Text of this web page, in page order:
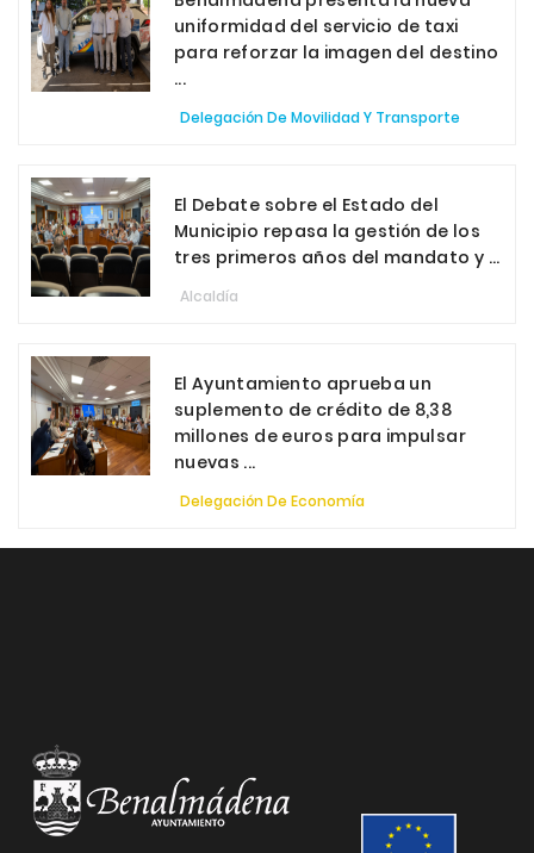
uniformidad del servicio de taxi
para reforzar la imagen del destino
...
Delegación De Movilidad Y Transporte
El Debate sobre el Estado del
Municipio repasa la gestión de los
tres primeros años del mandato y ...
Alcaldía
El Ayuntamiento aprueba un
suplemento de crédito de 8,38
millones de euros para impulsar
nuevas ...
Delegación De Economía